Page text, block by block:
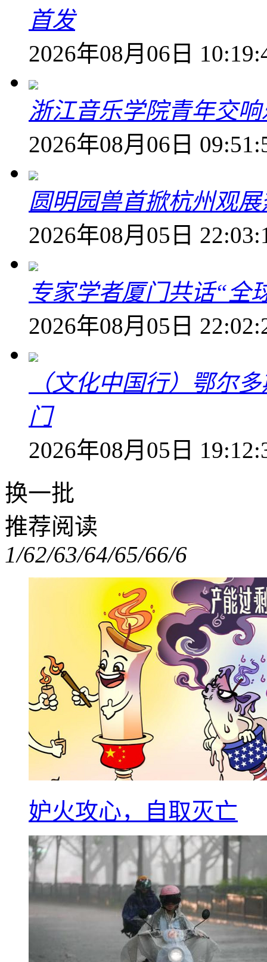
首发
2026年08月06日
浙江音乐学院青年交
2026年08月06日
圆明园兽首掀杭州观
2026年08月05日
专家学者厦门共话“全
2026年08月05日
（文化中国行）鄂尔
门
2026年08月05日
换一批
推荐阅读
1/62/63/64/65/66/6
妒火攻心，自取灭亡